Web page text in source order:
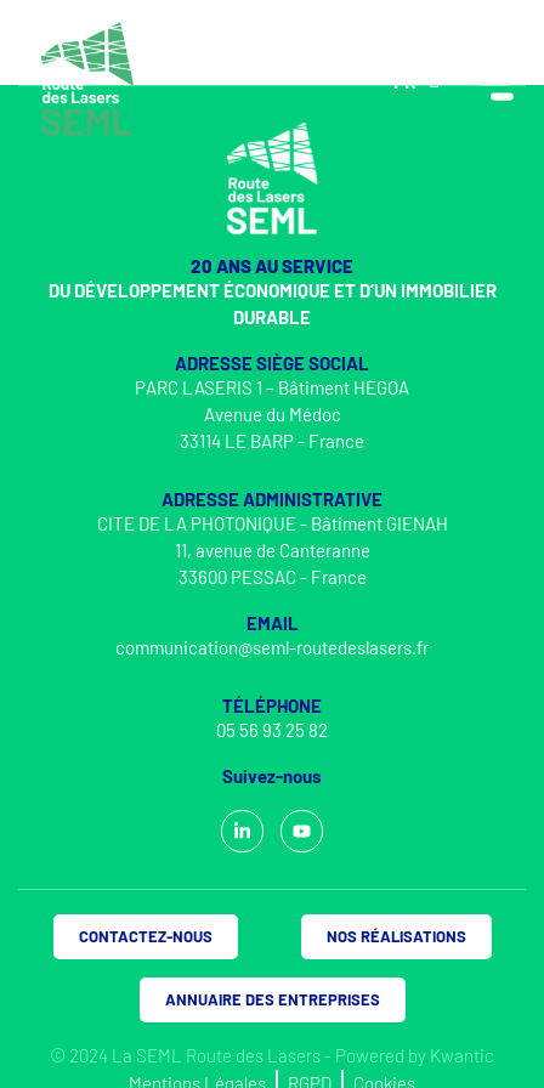
FR
EN
20 ANS AU SERVICE
DU DÉVELOPPEMENT ÉCONOMIQUE ET D’UN IMMOBILIER
DURABLE
ADRESSE SIÈGE SOCIAL
PARC LASERIS 1 – Bâtiment HEGOA
Avenue du Médoc
33114 LE BARP - France
ADRESSE ADMINISTRATIVE
CITE DE LA PHOTONIQUE - Bâtiment GIENAH
11, avenue de Canteranne
33600 PESSAC - France
EMAIL
communication@seml-routedeslasers.fr
TÉLÉPHONE
05 56 93 25 82
Suivez-nous
© 2024 La SEML Route des Lasers - Powered by Kwantic
Mentions Légales
RGPD Cookies
CONTACTEZ-NOUS NOS RÉALISATIONS
ANNUAIRE DES ENTREPRISES